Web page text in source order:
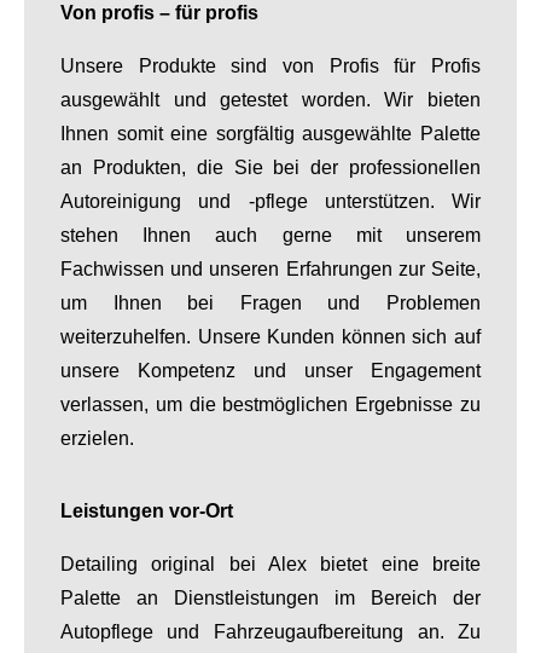
Von profis – für profis
Unsere Produkte sind von Profis für Profis
ausgewählt und getestet worden. Wir bieten
Ihnen somit eine sorgfältig ausgewählte Palette
an Produkten, die Sie bei der professionellen
Autoreinigung und -pflege unterstützen. Wir
stehen Ihnen auch gerne mit unserem
Fachwissen und unseren Erfahrungen zur Seite,
um Ihnen bei Fragen und Problemen
weiterzuhelfen. Unsere Kunden können sich auf
unsere Kompetenz und unser Engagement
verlassen, um die bestmöglichen Ergebnisse zu
erzielen.
Leistungen vor-Ort
Detailing original bei Alex bietet eine breite
Palette an Dienstleistungen im Bereich der
Autopflege und Fahrzeugaufbereitung an. Zu